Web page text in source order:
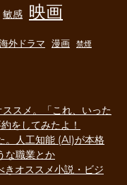
敏感 映画
海外ドラマ 漫画 禁煙
スメ。「これ、いった
をしてみたよ！
。人工知能 (AI)が本格
な職業とか
きオススメ小説・ビジ